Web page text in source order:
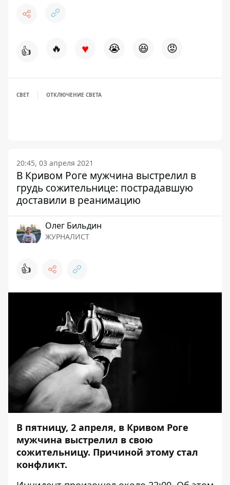
👍 🔥 ♥ 😭 😆 😡
СВЕТ ОТКЛЮЧЕНИЕ СВЕТА
20:45, 03 апреля 2021
В Кривом Роге мужчина выстрелил в
грудь сожительнице: пострадавшую
доставили в реанимацию
Олег Бильдин
ЖУРНАЛИСТ
👍
В пятницу, 2 апреля, в Кривом Роге
мужчина выстрелил в свою
сожительницу. Причиной этому стал
конфликт.